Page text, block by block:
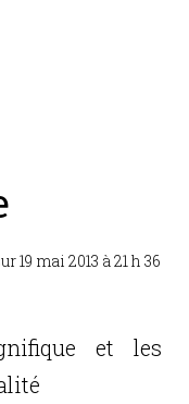
19 mai 2013 à 21 h 36
et les